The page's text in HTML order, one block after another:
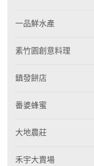
一品鮮水產
素竹園創意料理
鎮發餅店
番婆蜂蜜
大地農莊
禾宇大賣場